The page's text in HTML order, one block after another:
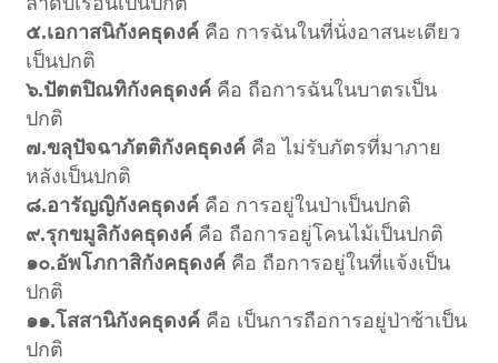
๕.เอกาสนิกังคธุดงค์ คือ การฉันในที่นั่งอาสนะเดียว
เป็นปกติ
๖.ปัตตปิณทิกังคธุดงค์ คือ ถือการฉันในบาตรเป็น
ปกติ
๗.ขลุปัจฉาภัตติกังคธุดงค์ คือ ไม่รับภัตรที่มาภาย
หลังเป็นปกติ
๘.อารัญญิกังคธุดงค์ คือ การอยู่ในป่าเป็นปกติ
๙.รุกขมูลิกังคธุดงค์ คือ ถือการอยู่โคนไม้เป็นปกติ
๑๐.อัพโภกาสิกังคธุดงค์ คือ ถือการอยู่ในที่แจ้งเป็น
ปกติ
๑๑.โสสานิกังคธุดงค์ คือ เป็นการถือการอยู่ป่าช้าเป็น
ปกติ